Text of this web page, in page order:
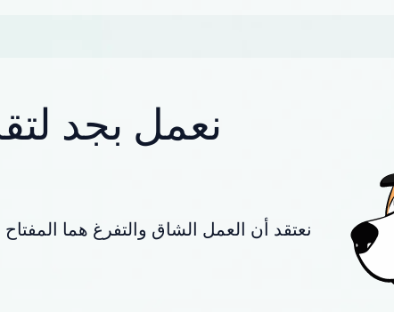
نعمل بجد
نعتقد أن العمل الشاق والتفرغ هما